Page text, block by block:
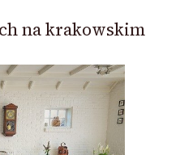
na krakowskim